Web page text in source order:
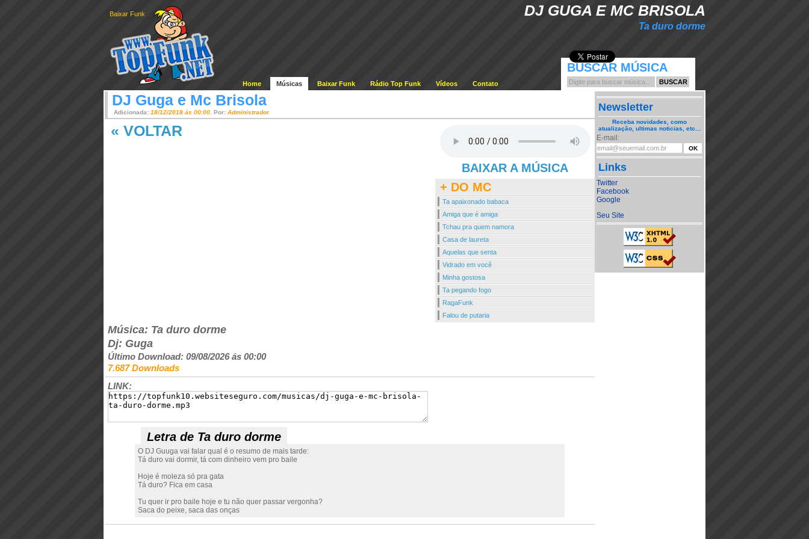
DJ GUGA E MC BRISOLA
Ta duro dorme
Baixar Funk
Home Músicas Baixar Funk Rádio Top Funk Vídeos Contato
BUSCAR MÚSICA
DJ Guga e Mc Brisola
Adicionada: 18/12/2018 ás 00:00 . Por: Administrador
BAIXAR A MÚSICA
+ DO MC
Ta apaixonado babaca
Amiga que é amiga
Tchau pra quem namora
Casa de laureta
Aquelas que senta
Vidrado em você
Minha gostosa
Ta pegando fogo
RagaFunk
Falou de putaria
« VOLTAR
Música: Ta duro dorme
Dj: Guga
Último Download: 09/08/2026 ás 00:00
7.687 Downloads
LINK:
Letra de Ta duro dorme
O DJ Guuga vai falar qual é o resumo de mais tarde:
Tá duro vai dormir, tá com dinheiro vem pro baile
Hoje é moleza só pra gata
Tá duro? Fica em casa
Tu quer ir pro baile hoje e tu não quer passar vergonha?
Saca do peixe, saca das onças
Newsletter
Receba novidades, como
atualização, ultimas noticias, etc...
E-mail:
Links
Twitter
Facebook
Google
Seu Site